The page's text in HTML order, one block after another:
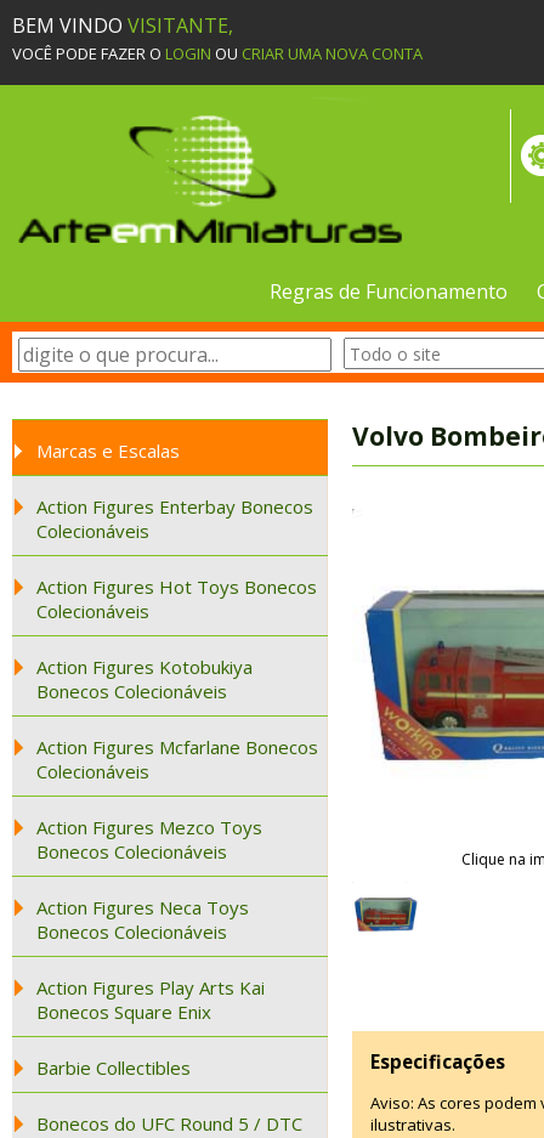
BEM VINDO VISITANTE,
VOCÊ PODE FAZER O LOGIN OU CRIAR UMA NOVA CONTA
Regras de Funcionamento
Marcas e Escalas
Action Figures Enterbay Bonecos
Colecionáveis
Action Figures Hot Toys Bonecos
Colecionáveis
Action Figures Kotobukiya
Bonecos Colecionáveis
Action Figures Mcfarlane Bonecos
Colecionáveis
Action Figures Mezco Toys
Bonecos Colecionáveis
Action Figures Neca Toys
Bonecos Colecionáveis
Action Figures Play Arts Kai
Bonecos Square Enix
Barbie Collectibles
Bonecos do UFC Round 5 / DTC
Volvo
Clique na
Especificações
Aviso: As cores
ilustrativas.